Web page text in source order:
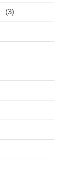
(3)